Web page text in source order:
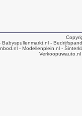
Babyspullenmarkt.nl -
- Modellenplein.nl-
Verkoopuwauto.nl